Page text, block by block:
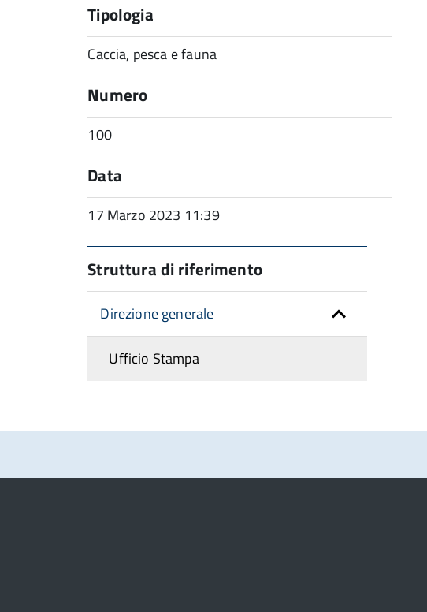
Tipologia
Caccia, pesca e fauna
Numero
100
Data
17 Marzo 2023 11:39
Struttura di riferimento
Direzione generale
Ufficio Stampa